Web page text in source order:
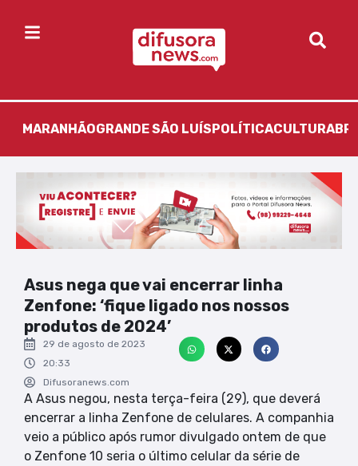
MARANHÃOGRANDE SÃO LUÍS POLÍTICACULTURA
Asus nega que vai encerrar linha
Zenfone: ‘fique ligado nos nossos
produtos de 2024’
29 de agosto de 2023
20:33
Difusoranews.com
A Asus negou, nesta terça-feira (29), que deverá
encerrar a linha Zenfone de celulares. A companhia
veio a público após rumor divulgado ontem de que
o Zenfone 10 seria o último celular da série de